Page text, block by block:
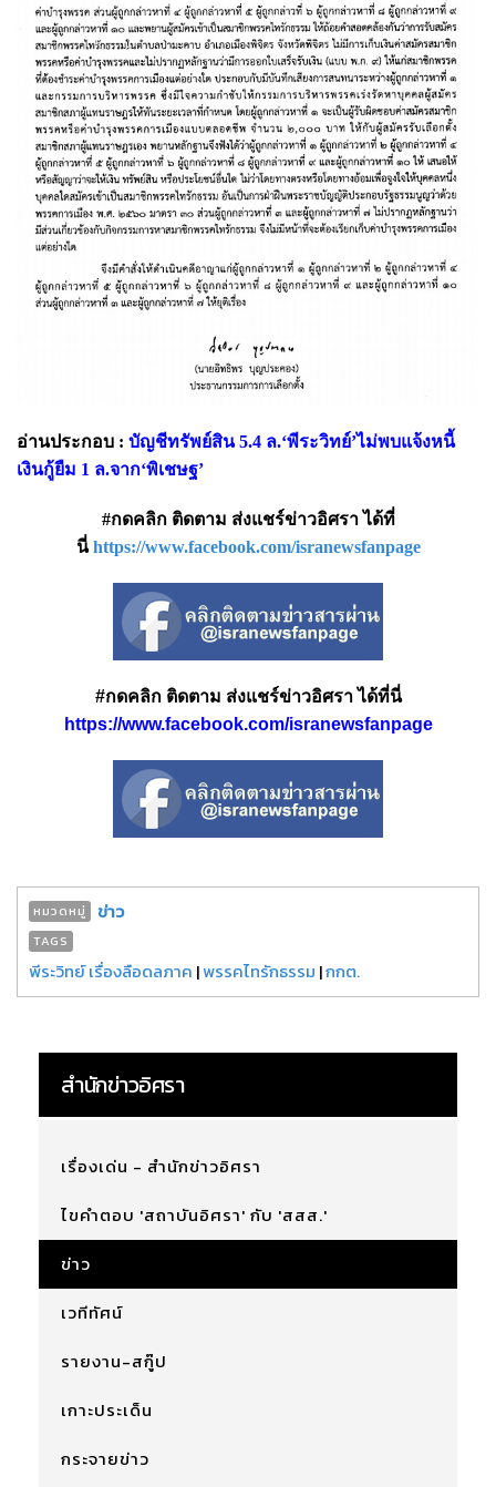
อ่านประกอบ : บัญชีทรัพย์สิน 5.4 ล.‘พีระวิทย์’ไม่พบแจ้งหนี้
เงินกู้ยืม 1 ล.จาก‘พิเชษฐ’
#กดคลิก ติดตาม ส่งแชร์ข่าวอิศรา ได้ที่
นี่ https://www.facebook.com/isranewsfanpage
#กดคลิก ติดตาม ส่งแชร์ข่าวอิศรา ได้ที่นี่
https://www.facebook.com/isranewsfanpage
หมวดหมู่ ข่าว
TAGS
พีระวิทย์ เรื่องลือดลภาค |พรรคไทรักธรรม |กกต.
สำนักข่าวอิศรา
เรื่องเด่น - สำนักข่าวอิศรา
ไขคำตอบ 'สถาบันอิศรา' กับ 'สสส.'
ข่าว
เวทีทัศน์
รายงาน-สกู๊ป
เกาะประเด็น
กระจายข่าว